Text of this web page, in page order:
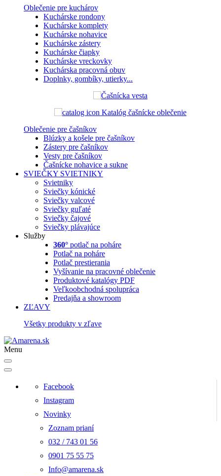
Oblečenie pre kuchárov
Kuchárske rondony
Kuchárske komplety
Kuchárske nohavice
Kuchárske zástery
Kuchárske čiapky
Kuchárske vreckovky
Kuchárska pracovná obuv
Doplnky, gombíky, utierky...
Katalóg čašnícke oblečenie
Oblečenie pre čašníkov
Blúzky a košele pre čašníkov
Zástery pre čašníkov
Vesty pre čašníkov
Čašnícke nohavice a sukne
SVIEČKY SVIETNIKY
Svietniky
Sviečky kónické
Sviečky valcové
Sviečky guľaté
Sviečky čajové
Sviečky plávajúce
Služby
360° potlač na poháre
Potlač na poháre
Potlač prestierania
Vyšívanie na pracovné oblečenie
Produktové katalógy PDF
Veľkoobchodná spolupráca
Predajňa a showroom
ZĽAVY
Všetky produkty v zľave
Menu
Facebook
Instagram
Novinky
Zoznam prianí
032 / 743 01 56
0901 75 55 75
Info@amarena.sk